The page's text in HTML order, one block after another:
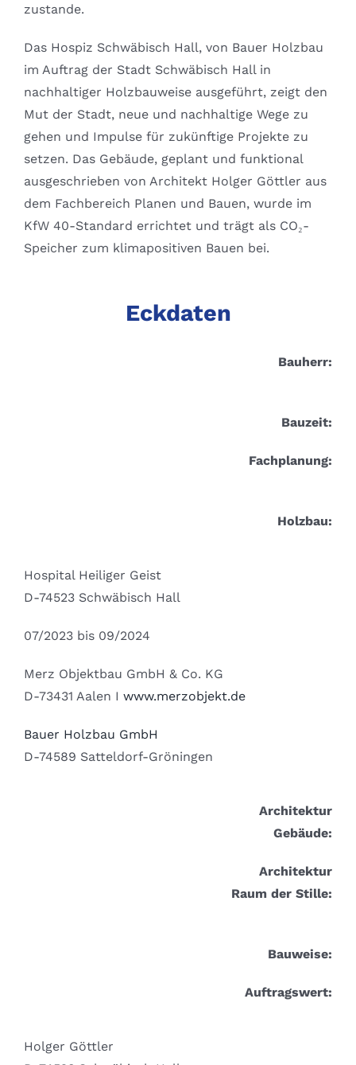
zustande.
Das Hospiz Schwäbisch Hall, von Bauer Holzbau
im Auftrag der Stadt Schwäbisch Hall in
nachhaltiger Holzbauweise ausgeführt, zeigt den
Mut der Stadt, neue und nachhaltige Wege zu
gehen und Impulse für zukünftige Projekte zu
setzen. Das Gebäude, geplant und funktional
ausgeschrieben von Architekt Holger Göttler aus
dem Fachbereich Planen und Bauen, wurde im
KfW 40-Standard errichtet und trägt als CO₂-
Speicher zum klimapositiven Bauen bei.
Eckdaten
Bauherr:
Bauzeit:
Fachplanung:
Holzbau:
Hospital Heiliger Geist
D-74523 Schwäbisch Hall
07/2023 bis 09/2024
Merz Objektbau GmbH & Co. KG
D-73431 Aalen I www.merzobjekt.de
Bauer Holzbau GmbH
D-74589 Satteldorf-Gröningen
Architektur
Gebäude:
Architektur
Raum der Stille:
Bauweise:
Auftragswert:
Holger Göttler